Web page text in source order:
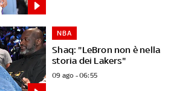
Shaq: "LeBron non è nella
storia dei Lakers"
NBA
09 ago - 06:55